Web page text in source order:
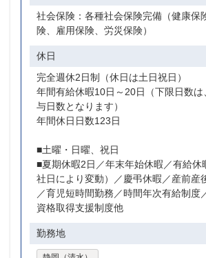
社会保険：各種社会保険完備（健康保
険、雇用保険、労災保険）
休日
完全週休2日制（休日は土日祝日）
年間有給休暇10日～20日（下限日数
与日数となります）
年間休日日数123日
■土曜・日曜、祝日
■夏期休暇2日／年末年始休暇／有給休
社日により変動）／慶弔休暇／産前産
／育児短時間勤務／時間年次有給制度
資格取得支援制度他
勤務地